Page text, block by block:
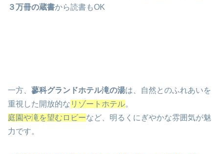
３万冊の蔵書から読書もOK
一方、 蓼科グランドホテル滝の湯は、自然とのふれあいを
重視した開放的な リゾートホテル。
庭園や滝を望むロビーなど、明るくにぎやかな雰囲気が魅
力です。